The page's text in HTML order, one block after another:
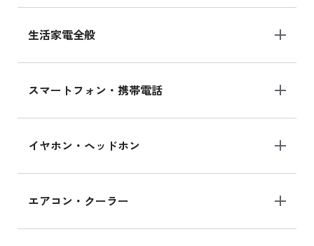
生活家電全般
スマートフォン・携帯電話
イヤホン・ヘッドホン
エアコン・クーラー